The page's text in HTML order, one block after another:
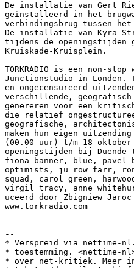
De installatie van Gert
geïnstalleerd in het
verbindingsbrug tussen
De installatie van Kyra
tijdens de openingstijden
Kruiskade-Kruisplein.
TORKRADIO is een non-
Junctionstudio in Londen.
en ongecensureerd
verschillende,
genereren voor een kritisch
die relatief
geografische,
maken hun eigen
(00.00 uur) t/m 18
openingstijden bij Duende
fiona banner, blue, pavel
optimists, ju row farr,
squad, carol green,
virgil tracy, anne
uceerd door Zbigniew
www.torkradio.com
--
* Verspreid via nettime-nl.
* toestemming. <nettime-
* over net-kritiek. Meer